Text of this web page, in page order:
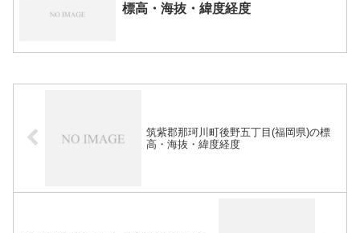
標高・海抜・緯度経度
筑紫郡那珂川町後野五丁目(福岡県)の標
高・海抜・緯度経度